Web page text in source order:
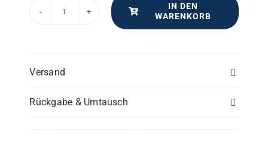
Saba
Tharsis
IN DEN
WARENKORB
Versand
Rückgabe & Umtausch